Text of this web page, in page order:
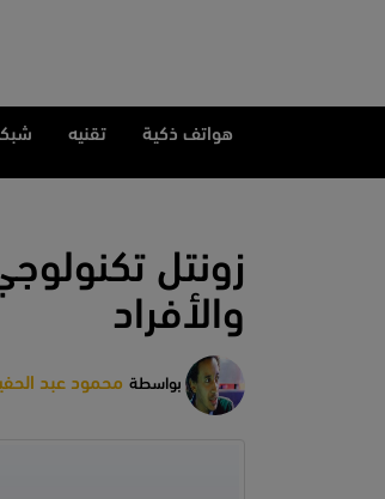
هواتف ذكية تقنيه
زونتل
والأفراد
بواسطة محمود عبد